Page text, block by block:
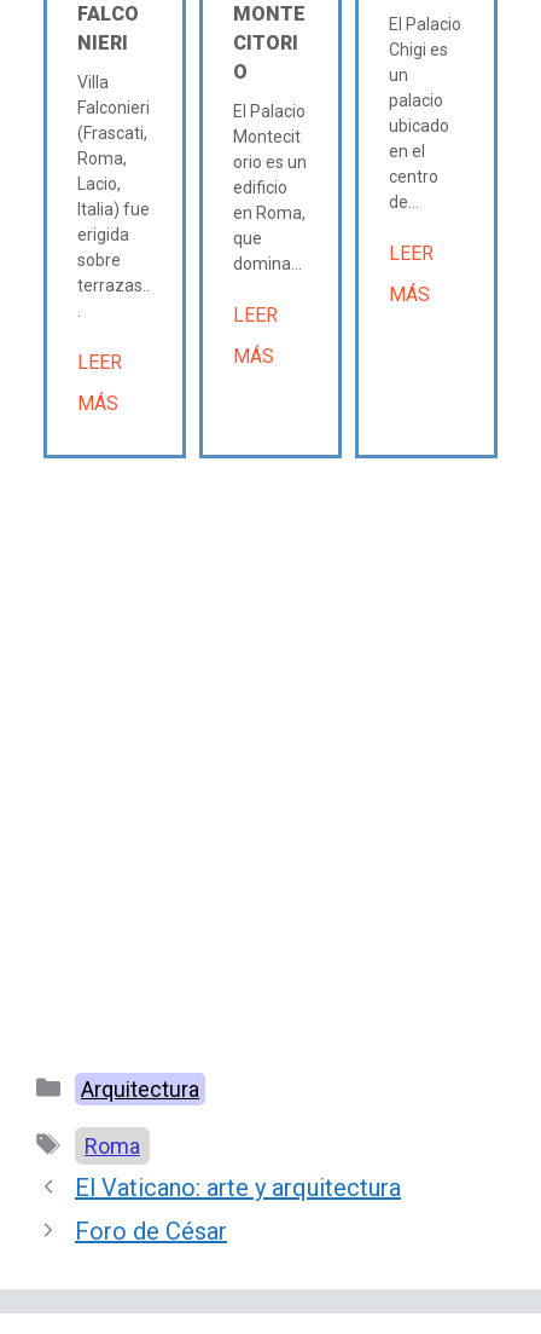
FALCO
NIERI
Villa
Falconieri
(Frascati,
Roma,
Lacio,
Italia) fue
erigida
sobre
terrazas..
LEER
MÁS
MONTE
CITORI
O
El Palacio
Montecit
orio es un
edificio
en Roma,
que
domina...
LEER
MÁS
El Palacio
Chigi es
un
palacio
ubicado
en el
centro
de...
LEER
MÁS
Categorías
Arquitectura
Etiquetas
Roma
El Vaticano: arte y arquitectura
Foro de César